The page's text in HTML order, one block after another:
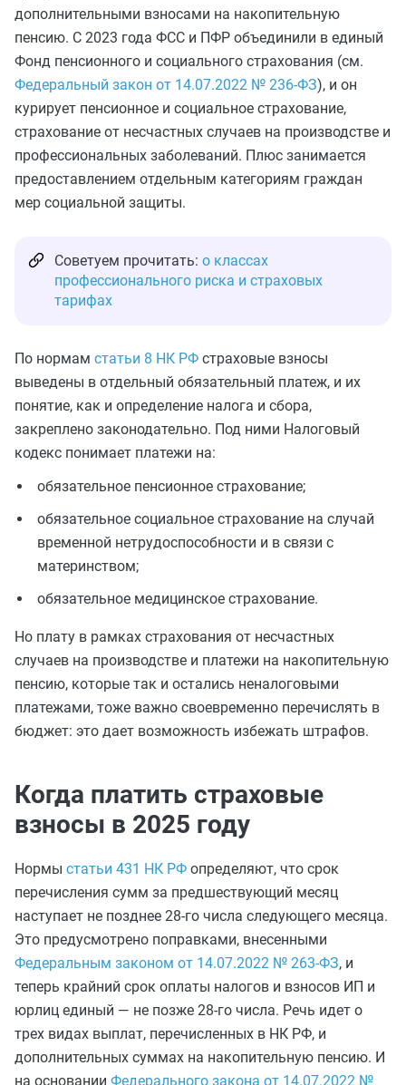
дополнительными взносами на накопительную
пенсию. С 2023 года ФСС и ПФР объединили в единый
Фонд пенсионного и социального страхования (см.
Федеральный закон от 14.07.2022 № 236-ФЗ), и он
курирует пенсионное и социальное страхование,
страхование от несчастных случаев на производстве и
профессиональных заболеваний. Плюс занимается
предоставлением отдельным категориям граждан
мер социальной защиты.
Советуем прочитать: о классах
профессионального риска и страховых
тарифах
По нормам статьи 8 НК РФ страховые взносы
выведены в отдельный обязательный платеж, и их
понятие, как и определение налога и сбора,
закреплено законодательно. Под ними Налоговый
кодекс понимает платежи на:
обязательное пенсионное страхование;
обязательное социальное страхование на случай
временной нетрудоспособности и в связи с
материнством;
обязательное медицинское страхование.
Но плату в рамках страхования от несчастных
случаев на производстве и платежи на накопительную
пенсию, которые так и остались неналоговыми
платежами, тоже важно своевременно перечислять в
бюджет: это дает возможность избежать штрафов.
Когда платить страховые
взносы в 2025 году
Нормы статьи 431 НК РФ определяют, что срок
перечисления сумм за предшествующий месяц
наступает не позднее 28-го числа следующего месяца.
Это предусмотрено поправками, внесенными
Федеральным законом от 14.07.2022 № 263-ФЗ, и
теперь крайний срок оплаты налогов и взносов ИП и
юрлиц единый — не позже 28-го числа. Речь идет о
трех видах выплат, перечисленных в НК РФ, и
дополнительных суммах на накопительную пенсию. И
на основании Федерального закона от 14.07.2022 №